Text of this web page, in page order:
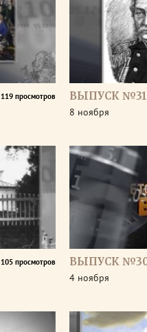
119 просмотров ВЫПУСК
8 ноября
105 просмотров ВЫПУСК
4 ноября